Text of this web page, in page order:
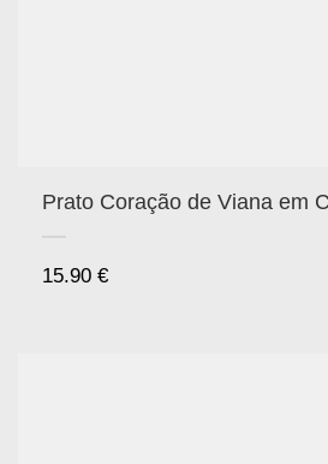
Prato Coração de Viana em
15.90 €